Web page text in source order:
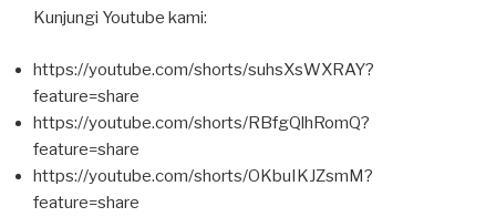
Kunjungi Youtube kami:
https://youtube.com/shorts/suhsXsWXRAY?
feature=share
https://youtube.com/shorts/RBfgQlhRomQ?
feature=share
https://youtube.com/shorts/OKbuIKJZsmM?
feature=share